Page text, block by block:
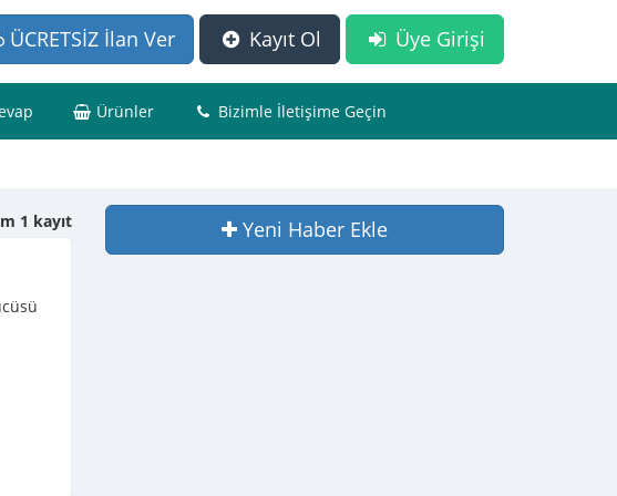
Üye Girişi
Kayıt Ol
ÜCRETSİZ İlan Ver
Ürünler Bizimle İletişime Geçin
1 kayıt Yeni Haber Ekle